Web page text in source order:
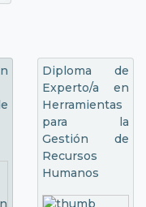
Diploma de
Experto/a en
Herramientas
para la
Gestión de
Recursos
Humanos